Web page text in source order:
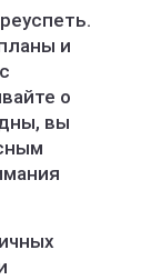
и
о
вы